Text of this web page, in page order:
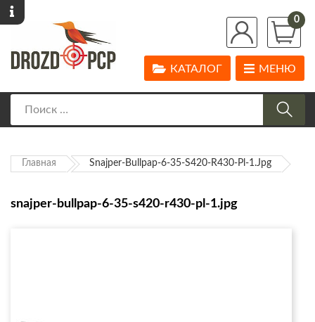
0
МЕНЮ
КАТАЛОГ
Главная Snajper-Bullpap-6-35-S420-R430-Pl-1.jpg
snajper-bullpap-6-35-s420-r430-pl-1.jpg